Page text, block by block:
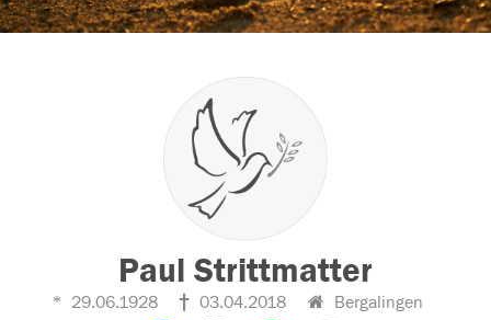
Paul Strittmatter
29.06.1928 03.04.2018 Bergalingen